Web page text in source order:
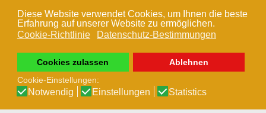
Diese Website verwendet Cookies, um Ihnen die beste
Erfahrung auf unserer Website zu ermöglichen.
Cookie-Richtlinie
Datenschutz-Bestimmungen
Cookies zulassen
Ablehnen
Cookie-Einstellungen:
Notwendig Einstellungen Statistics
Zum Hauptinhalt springen